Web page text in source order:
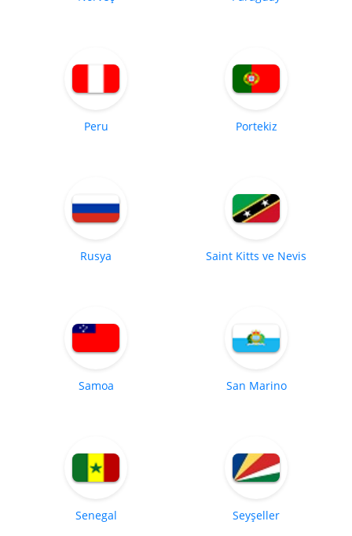
Peru Portekiz
Rusya Saint Kitts ve Nevis
Samoa San Marino
Senegal Seyşeller